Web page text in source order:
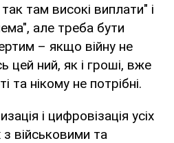
там високі виплати" і
але треба бути
– якщо війну не
цей ний, як і гроші, вже
та нікому не потрібні.
і цифровізація усіх
з військовими та